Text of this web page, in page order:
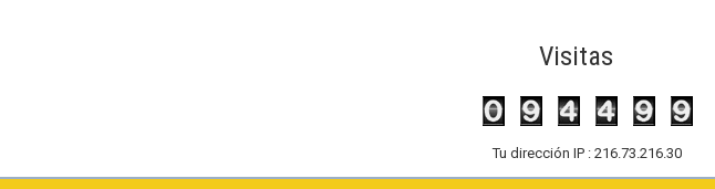
Visitas
Tu dirección IP : 216.73.216.30